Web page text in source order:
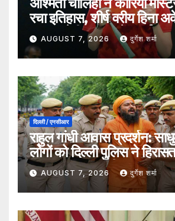
रचा इतिहास, शीर्ष वरीय हिना
हराकर सेमीफाइनल में बनाई जगह
AUGUST 7, 2026 दुर्गेश शर्मा
दिल्ली / एनसीआर
राहुल गांधी आवास प्रदर्शन:
लोगों को दिल्ली पुलिस ने
सुरक्षा व्यवस्था कड़ी
AUGUST 7, 2026 दुर्गेश शर्मा